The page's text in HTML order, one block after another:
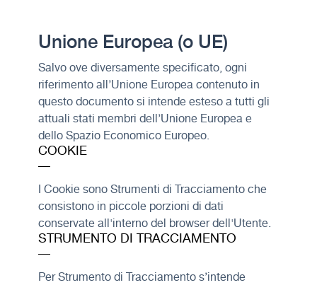
Unione Europea (o UE)
Salvo ove diversamente specificato, ogni
riferimento all’Unione Europea contenuto in
questo documento si intende esteso a tutti gli
attuali stati membri dell’Unione Europea e
dello Spazio Economico Europeo.
COOKIE
I Cookie sono Strumenti di Tracciamento che
consistono in piccole porzioni di dati
conservate all'interno del browser dell'Utente.
STRUMENTO DI TRACCIAMENTO
Per Strumento di Tracciamento s’intende